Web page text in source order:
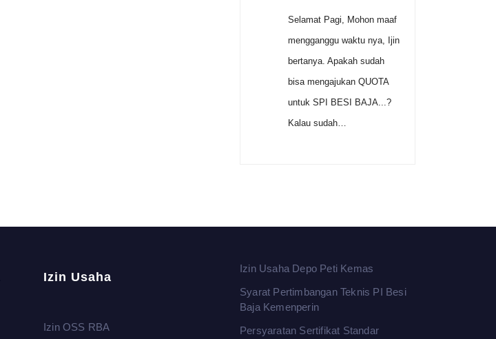
Selamat Pagi, Mohon maaf
mengganggu waktu nya, Ijin
bertanya. Apakah sudah
bisa mengajukan QUOTA
untuk SPI BESI BAJA...?
Kalau sudah…
Izin Usaha
Izin OSS RBA
Izin Usaha Depo Peti Kemas
Syarat Pertimbangan Teknis PI Besi
Baja Kemenperin
Persyaratan Sertifikat Standar